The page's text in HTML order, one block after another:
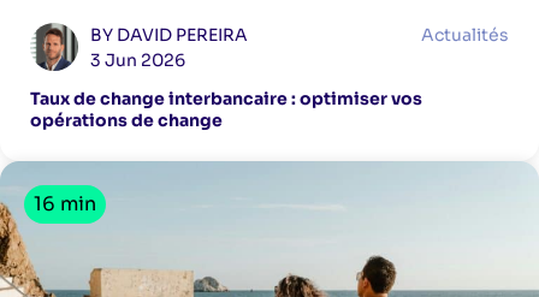
BY DAVID PEREIRA
3 Jun 2026
Actualités
Taux de change interbancaire : optimiser vos
opérations de change
16 min